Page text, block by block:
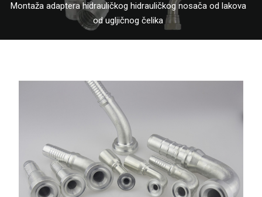
Montaža adaptera hidrauličkog hidrauličkog nosača od lakova
od ugljičnog čelika